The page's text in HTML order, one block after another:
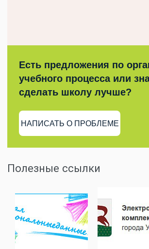
Есть предложения по
учебного процесса или
сделать школу лучше?
НАПИСАТЬ О ПРОБЛЕМЕ
Полезные ссылки